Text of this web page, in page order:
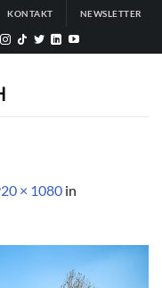
KONTAKT NEWSLETTER
× 1080 in